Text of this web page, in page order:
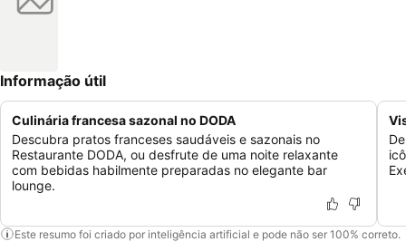
Informação útil
Culinária francesa sazonal no DODA
Descubra pratos franceses saudáveis e sazonais no
Restaurante DODA, ou desfrute de uma noite relaxante
com bebidas habilmente preparadas no elegante bar
lounge.
Este resumo foi criado por inteligência artificial e pode não ser 100% correto.